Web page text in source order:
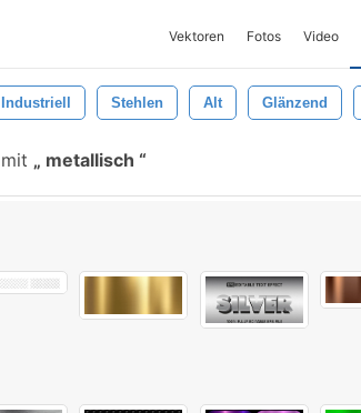
Vektoren Fotos Video
Industriell Stehlen Alt Glänzend
metallisch